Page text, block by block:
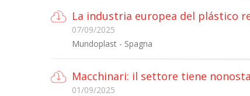
La industria europea del plástico
07/09/2025
Mundoplast - Spagna
Macchinari: il settore tiene
01/09/2025